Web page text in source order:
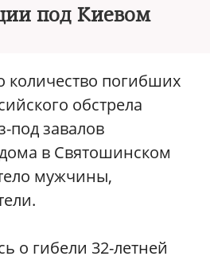
под Киевом
количество погибших
обстрела
под завалов
в Святошинском
мужчины,
о гибели 32-летней